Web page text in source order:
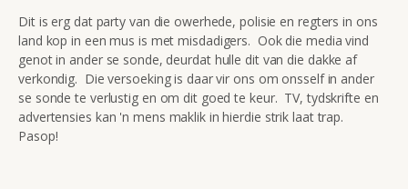
Dit is erg dat party van die owerhede, polisie en regters in ons
land kop in een mus is met misdadigers. Ook die media vind
genot in ander se sonde, deurdat hulle dit van die dakke af
verkondig. Die versoeking is daar vir ons om onsself in ander
se sonde te verlustig en om dit goed te keur. TV, tydskrifte en
advertensies kan 'n mens maklik in hierdie strik laat trap.
Pasop!